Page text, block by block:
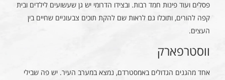
פסלים ועוד פינות חמד רבות. ובצידו הדרומי יש גן שעשועים לילדים ובית
קפה להורים, ותוכלו גם לראות שם להקת תוכים צבעוניים שחיים בין
העצים.
ווסטרפארק
אחד מהגנים הגדולים באמסטרדם, נמצא במערב העיר. יש פה שבילי